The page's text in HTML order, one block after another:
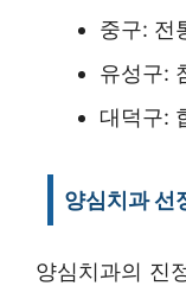
중구: 전
유성구:
대덕구:
양심치과 선
양심치과의 진